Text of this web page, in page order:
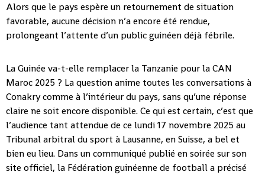
Alors que le pays espère un retournement de situation
favorable, aucune décision n’a encore été rendue,
prolongeant l’attente d’un public guinéen déjà fébrile.
La Guinée va-t-elle remplacer la Tanzanie pour la CAN
Maroc 2025 ? La question anime toutes les conversations à
Conakry comme à l’intérieur du pays, sans qu’une réponse
claire ne soit encore disponible. Ce qui est certain, c’est que
l’audience tant attendue de ce lundi 17 novembre 2025 au
Tribunal arbitral du sport à Lausanne, en Suisse, a bel et
bien eu lieu. Dans un communiqué publié en soirée sur son
site officiel, la Fédération guinéenne de football a précisé